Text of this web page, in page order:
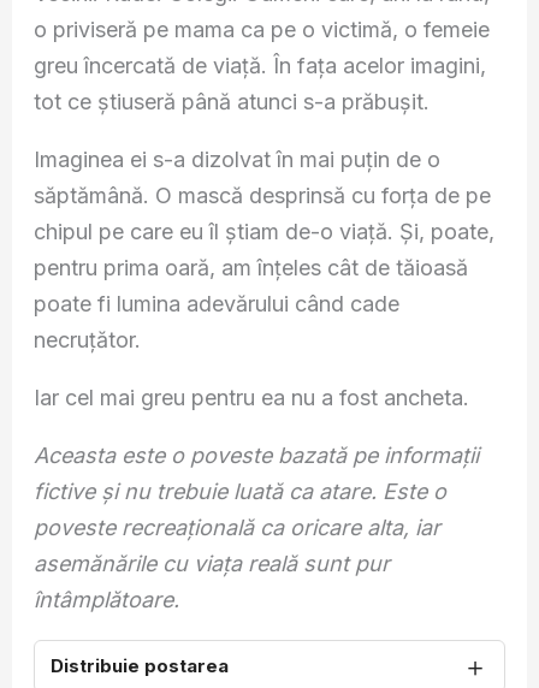
o priviseră pe mama ca pe o victimă, o femeie
greu încercată de viață. În fața acelor imagini,
tot ce știuseră până atunci s-a prăbușit.
Imaginea ei s-a dizolvat în mai puțin de o
săptămână. O mască desprinsă cu forța de pe
chipul pe care eu îl știam de-o viață. Și, poate,
pentru prima oară, am înțeles cât de tăioasă
poate fi lumina adevărului când cade
necruțător.
Iar cel mai greu pentru ea nu a fost ancheta.
Aceasta este o poveste bazată pe informații
fictive și nu trebuie luată ca atare. Este o
poveste recreațională ca oricare alta, iar
asemănările cu viața reală sunt pur
întâmplătoare.
Distribuie postarea ＋